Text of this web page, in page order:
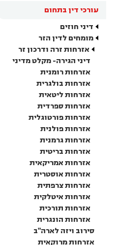
עורכי דין בתחום
דיני חוזים
מומחים לדין הזר
אזרחות זרה ודרכון זר
דיני הגירה- מקלט מדיני
אזרחות רומנית
אזרחות בולגרית
אזרחות ליטאית
אזרחות ספרדית
אזרחות פורטוגלית
אזרחות פולנית
אזרחות גרמנית
אזרחות בריטית
אזרחות אמריקאית
אזרחות אוסטרית
אזרחות צרפתית
אזרחות איטלקית
אזרחות תורכית
אזרחות הונגרית
סירוב ויזה לארה"ב
אזרחות מרוקאית